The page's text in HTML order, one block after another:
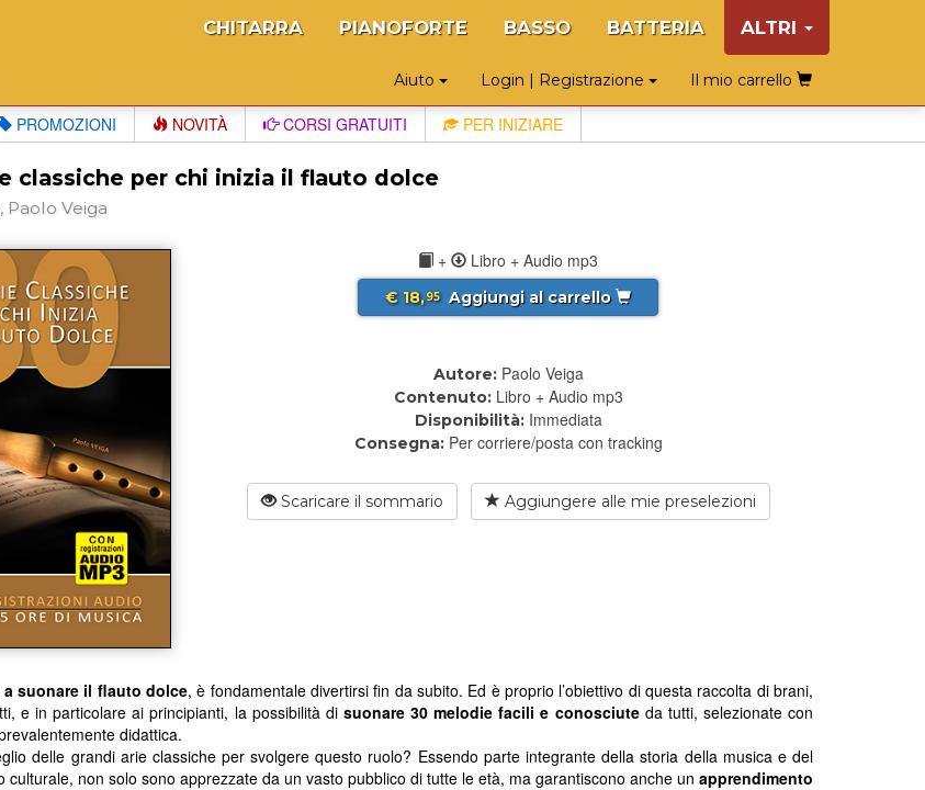
CHITARRA PIANOFORTE BASSO BATTERIA ALTRI
Aiuto Login | Registrazione Il mio carrello
PROMOZIONI NOVITÀ CORSI GRATUITI PER INIZIARE
classiche per chi inizia il flauto dolce
Paolo Veiga
+ Libro + Audio mp3
€ 18,95 Aggiungi al carrello
Autore: Paolo Veiga
Contenuto: Libro + Audio mp3
Disponibilità: Immediata
Consegna: Per corriere/posta con tracking
Scaricare il sommario Aggiungere alle mie preselezioni
a suonare il flauto dolce, è fondamentale divertirsi fin da subito. Ed è proprio l’obiettivo di questa raccolta di brani,
e in particolare ai principianti, la possibilità di suonare 30 melodie facili e conosciuteda tutti, selezionate con
didattica.
delle grandi arie classiche per svolgere questo ruolo? Essendo parte integrante della storia della musica e del
culturale, non solo sono apprezzate da un vasto pubblico di tutte le età, ma garantiscono anche un apprendimento